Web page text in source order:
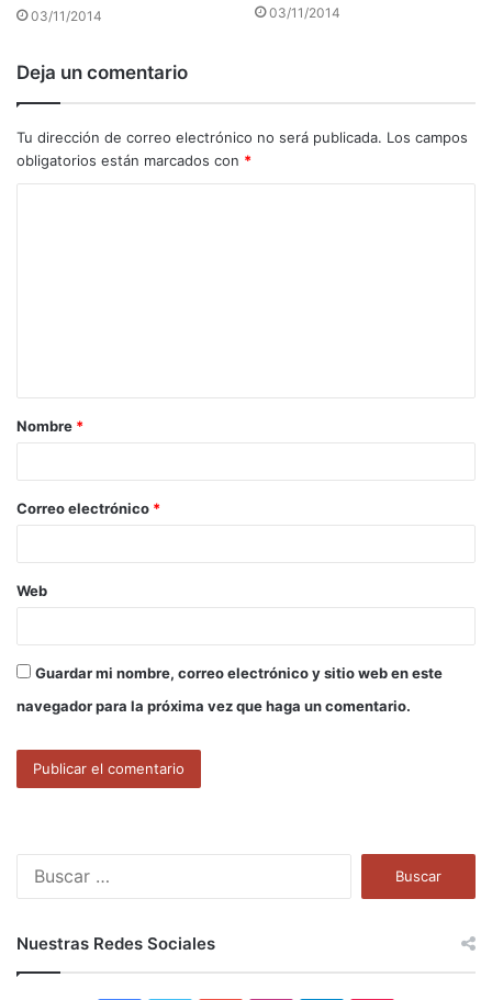
03/11/2014 03/11/2014
Deja un comentario
Tu dirección de correo electrónico no será publicada. Los campos
obligatorios están marcados con *
a
r
*
Nombre *
Correo electrónico *
Web
Guardar mi nombre, correo electrónico y sitio web en este
navegador para la próxima vez que haga un comentario.
Nuestras Redes Sociales